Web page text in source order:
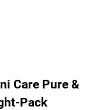
Care Pure &
Pack